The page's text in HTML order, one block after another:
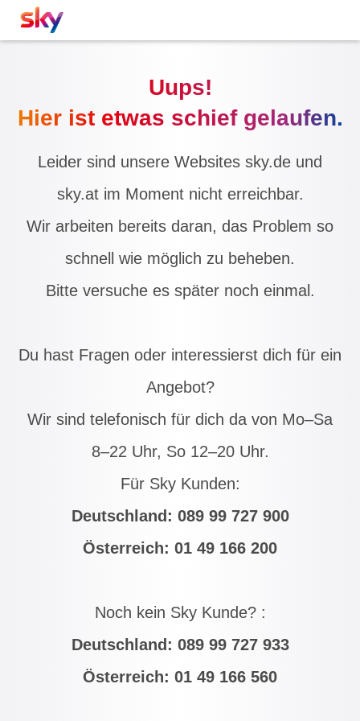
Uups!
Hier ist etwas schief gelaufen.
Leider sind unsere Websites sky.de und
sky.at im Moment nicht erreichbar.
Wir arbeiten bereits daran, das Problem so
schnell wie möglich zu beheben.
Bitte versuche es später noch einmal.
Du hast Fragen oder interessierst dich für ein
Angebot?
Wir sind telefonisch für dich da von Mo–Sa
8–22 Uhr, So 12–20 Uhr.
Für Sky Kunden:
Deutschland: 089 99 727 900
Österreich: 01 49 166 200
Noch kein Sky Kunde? :
Deutschland: 089 99 727 933
Österreich: 01 49 166 560